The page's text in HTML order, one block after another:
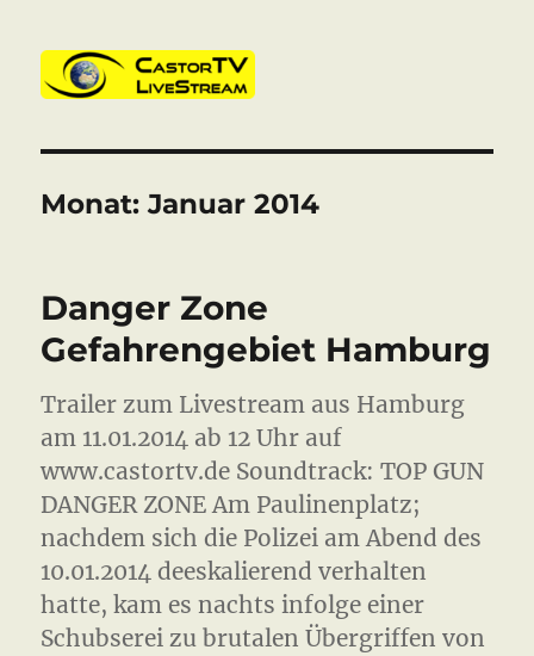
Monat:Januar 2014
Danger Zone
Gefahrengebiet Hamburg
Trailer zum Livestream aus Hamburg
am 11.01.2014 ab 12 Uhr auf
www.castortv.de Soundtrack: TOP GUN
DANGER ZONE Am Paulinenplatz;
nachdem sich die Polizei am Abend des
10.01.2014 deeskalierend verhalten
hatte, kam es nachts infolge einer
Schubserei zu brutalen Übergriffen von